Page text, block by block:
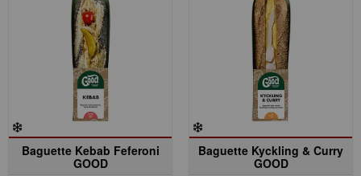
Baguette Kebab Feferoni
GOOD
Baguette Kyckling & Curry
GOOD